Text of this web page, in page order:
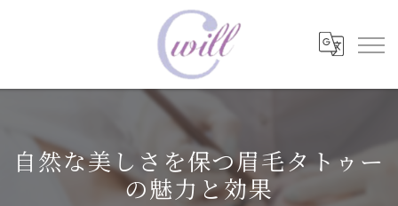
自然な美しさを保つ眉毛タトゥー
の魅力と効果